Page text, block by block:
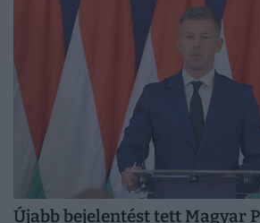
Újabb bejelentést tett Magyar